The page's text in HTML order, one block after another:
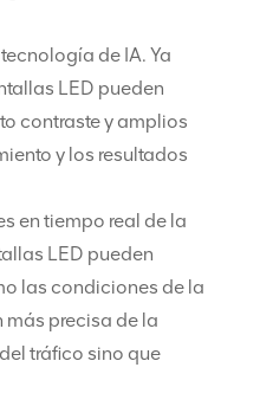
de IA. Ya
LED pueden
contraste y amplios
y los resultados
en tiempo real de la
LED pueden
las condiciones de la
más precisa de la
tráfico sino que